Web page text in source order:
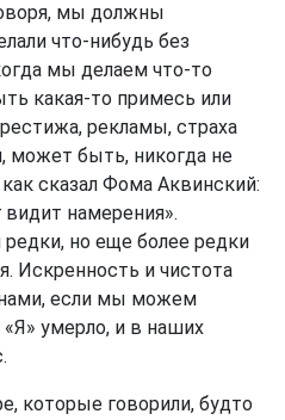
мы должны
что-нибудь без
мы делаем что-то
какая-то примесь или
рекламы, страха
может быть, никогда не
сказал Фома Аквинский:
намерения».
но еще более редки
Искренность и чистота
если мы можем
умерло, и в наших
которые говорили, будто